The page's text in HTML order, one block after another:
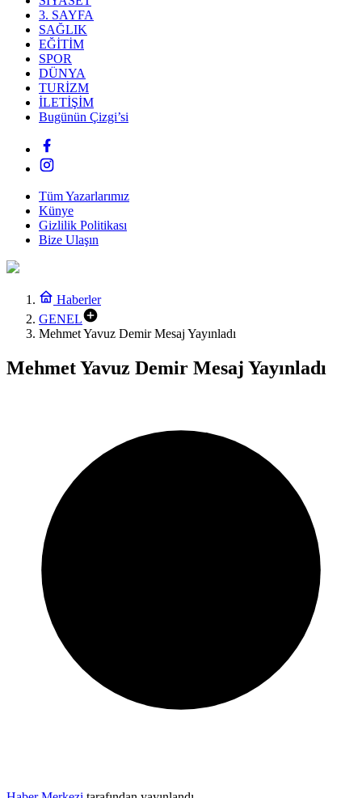
3. SAYFA
SAĞLIK
EĞİTİM
SPOR
DÜNYA
TURİZM
İLETİŞİM
Bugünün Çizgi’si
Tüm Yazarlarımız
Künye
Gizlilik Politikası
Bize Ulaşın
Haberler
GENEL
Mehmet Yavuz Demir Mesaj Yayınladı
Mehmet Yavuz Demir Mesaj Yayınladı